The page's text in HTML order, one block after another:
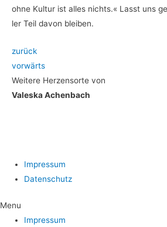
ohne Kul­tur ist alles nichts.« Lasst uns
ler Teil davon bleiben.
zurück
vor­wärts
Wei­te­re Her­zens­or­te von
Val­es­ka Achenbach
Impres­sum
Daten­schutz
Menu
Impres­sum